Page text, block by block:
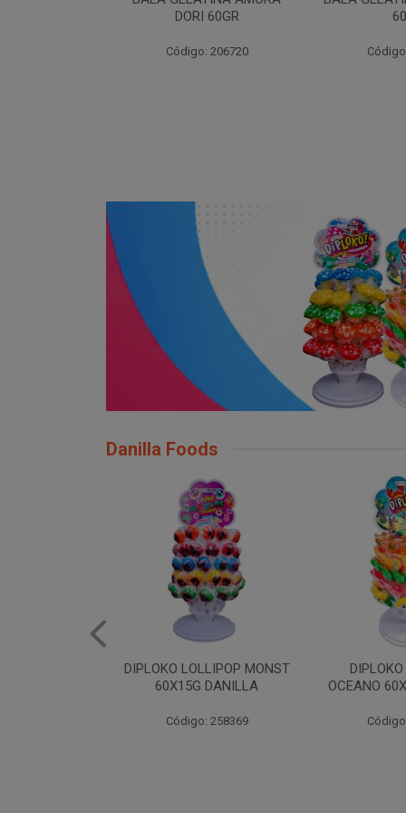
60GR
Código: 206717
Danilla Foods
DIPLOKO LOLLIPOP
OCEANO 60X15G DANILLA
Código: 258620
DIPLOKO
POP